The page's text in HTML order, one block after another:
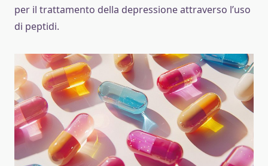
per il trattamento della depressione attraverso l’uso
di peptidi.